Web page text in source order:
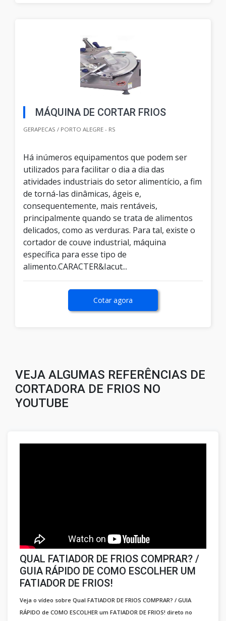
MÁQUINA DE CORTAR FRIOS
GERAPECAS / PORTO ALEGRE - RS
Há inúmeros equipamentos que podem ser
utilizados para facilitar o dia a dia das
atividades industriais do setor alimentício, a fim
de torná-las dinâmicas, ágeis e,
consequentemente, mais rentáveis,
principalmente quando se trata de alimentos
delicados, como as verduras. Para tal, existe o
cortador de couve industrial, máquina
específica para esse tipo de
alimento.CARACTER&Iacut...
Cotar agora
VEJA ALGUMAS REFERÊNCIAS DE
CORTADORA DE FRIOS NO
YOUTUBE
QUAL FATIADOR DE FRIOS COMPRAR? /
GUIA RÁPIDO DE COMO ESCOLHER UM
FATIADOR DE FRIOS!
Veja o vídeo sobre Qual FATIADOR DE FRIOS COMPRAR? / GUIA
RÁPIDO de COMO ESCOLHER um FATIADOR DE FRIOS! direto no